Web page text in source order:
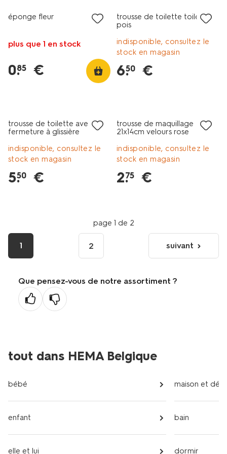
éponge fleur
plus que 1 en stock
0.
85 €
trousse de toilette toile à
pois
indisponible, consultez le
stock en magasin
6.
50 €
trousse de toilette avec
fermeture à glissière
indisponible, consultez le
stock en magasin
5.
50 €
trousse de maquillage
21x14cm velours rose
indisponible, consultez le
stock en magasin
2.
75 €
page 1 de 2
1 2
page
suivante
suivant
Que pensez-vous de notre assortiment ?
tout dans HEMA Belgique
bébé
enfant
elle et lui
maison et
bain
dormir